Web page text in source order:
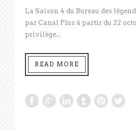
La Saison 4 du Bureau des
par Canal Plus à partir du 22
privilège...
READ MORE